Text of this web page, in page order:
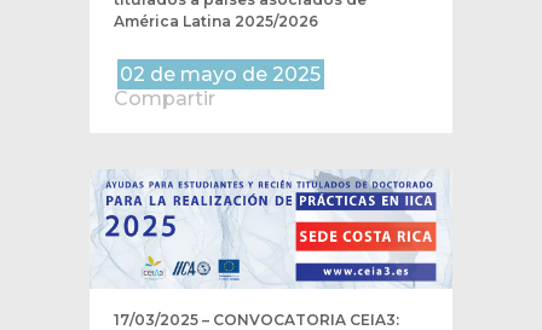
América Latina 2025/2026
02 de mayo de 2025
Compartir
17/03/2025 – CONVOCATORIA CEIA3: